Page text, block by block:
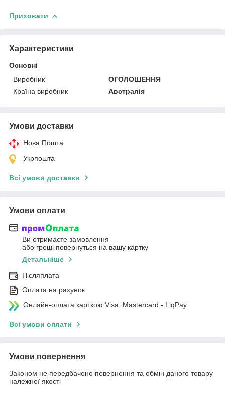
Приховати
Характеристики
Основні
Виробник
ОГОЛОШЕННЯ
Країна виробник
Австралія
Умови доставки
Нова Пошта
Укрпошта
Всі умови доставки
Умови оплати
Ви отримаєте замовлення
або гроші повернуться на вашу картку
Детальніше
Післяплата
Оплата на рахунок
Онлайн-оплата карткою Visa, Mastercard - LiqPay
Всі умови оплати
Умови повернення
Законом не передбачено повернення та обмін даного товару
належної якості